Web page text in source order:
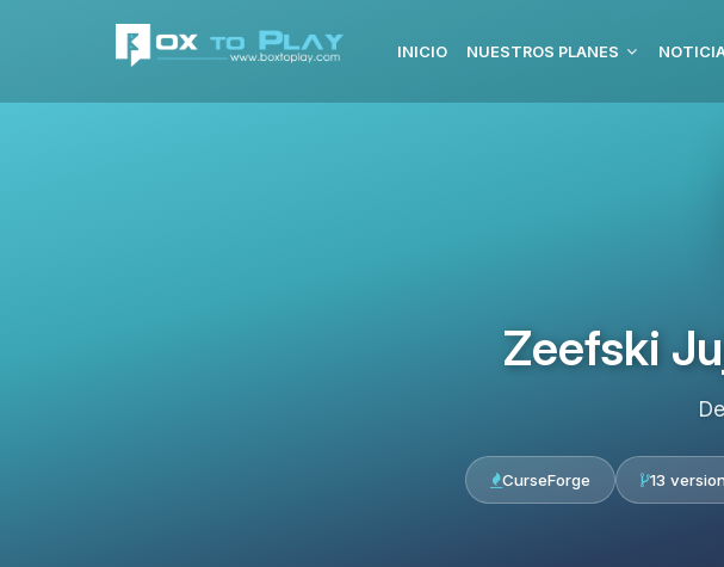
INICIO NUESTROS PLANES
Zeefski
CurseForge 13